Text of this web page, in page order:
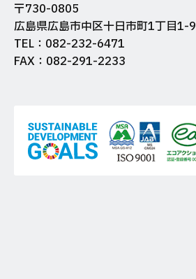
〒730-0805
広島県広島市中区十日市町1丁目1-9
TEL：082-232-6471
FAX：082-291-2233